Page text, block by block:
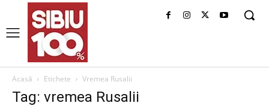
Acasă Etichete Vremea Rusalii
Tag: vremea Rusalii